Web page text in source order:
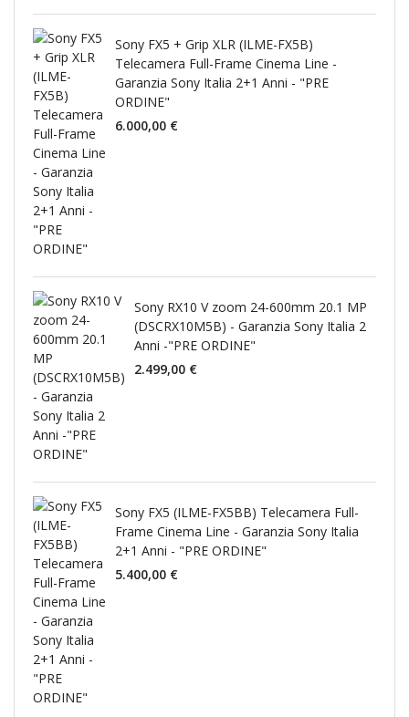
Sony FX5 + Grip XLR (ILME-FX5B)
Telecamera Full-Frame Cinema Line -
Garanzia Sony Italia 2+1 Anni - "PRE
ORDINE"
6.000,00 €
Sony RX10 V zoom 24-600mm 20.1 MP
(DSCRX10M5B) - Garanzia Sony Italia 2
Anni -"PRE ORDINE"
2.499,00 €
Sony FX5 (ILME-FX5BB) Telecamera Full-
Frame Cinema Line - Garanzia Sony Italia
2+1 Anni - "PRE ORDINE"
5.400,00 €